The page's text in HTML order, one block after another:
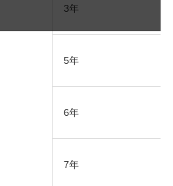
3年
5年
6年
7年